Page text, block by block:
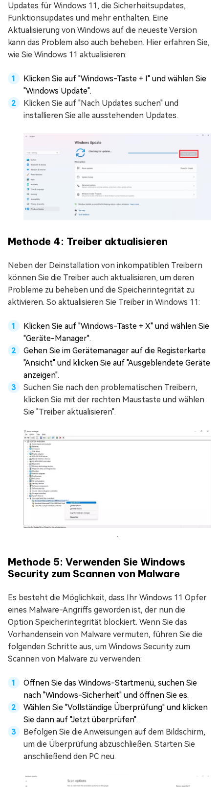
Updates für Windows 11, die Sicherheitsupdates,
Funktionsupdates und mehr enthalten. Eine
Aktualisierung von Windows auf die neueste Version
kann das Problem also auch beheben. Hier erfahren Sie,
wie Sie Windows 11 aktualisieren:
Klicken Sie auf "Windows-Taste + I" und wählen Sie
"Windows Update".
Klicken Sie auf "Nach Updates suchen" und
installieren Sie alle ausstehenden Updates.
Methode 4: Treiber aktualisieren
Neben der Deinstallation von inkompatiblen Treibern
können Sie die Treiber auch aktualisieren, um deren
Probleme zu beheben und die Speicherintegrität zu
aktivieren. So aktualisieren Sie Treiber in Windows 11:
Klicken Sie auf "Windows-Taste + X" und wählen Sie
"Geräte-Manager".
Gehen Sie im Gerätemanager auf die Registerkarte
"Ansicht" und klicken Sie auf "Ausgeblendete Geräte
anzeigen".
Suchen Sie nach den problematischen Treibern,
klicken Sie mit der rechten Maustaste und wählen
Sie "Treiber aktualisieren".
.
Methode 5: Verwenden Sie Windows
Security zum Scannen von Malware
Es besteht die Möglichkeit, dass Ihr Windows 11 Opfer
eines Malware-Angriffs geworden ist, der nun die
Option Speicherintegrität blockiert. Wenn Sie das
Vorhandensein von Malware vermuten, führen Sie die
folgenden Schritte aus, um Windows Security zum
Scannen von Malware zu verwenden:
Öffnen Sie das Windows-Startmenü, suchen Sie
nach "Windows-Sicherheit" und öffnen Sie es.
Wählen Sie "Vollständige Überprüfung" und klicken
Sie dann auf "Jetzt überprüfen".
Befolgen Sie die Anweisungen auf dem Bildschirm,
um die Überprüfung abzuschließen. Starten Sie
anschließend den PC neu.